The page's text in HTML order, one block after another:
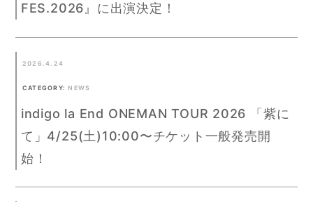
FES.2026』に出演決定！
2026.4.24
CATEGORY: NEWS
indigo la End ONEMAN TOUR 2026 「紫に
て」4/25(土)10:00〜チケット一般発売開
始！